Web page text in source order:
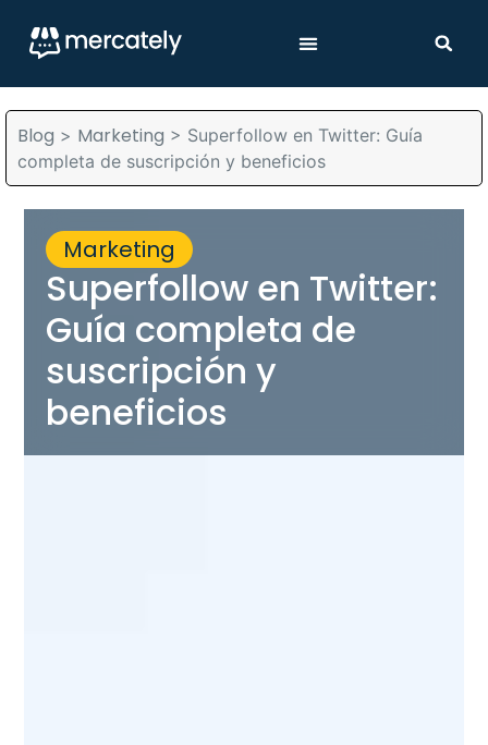
Blog > Marketing > Superfollow en Twitter: Guía
completa de suscripción y beneficios
Marketing
Superfollow en Twitter:
Guía completa de
suscripción y
beneficios